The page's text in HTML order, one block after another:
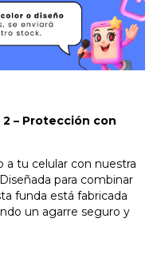
– Protección con
tu celular con nuestra
para combinar
funda está fabricada
un agarre seguro y